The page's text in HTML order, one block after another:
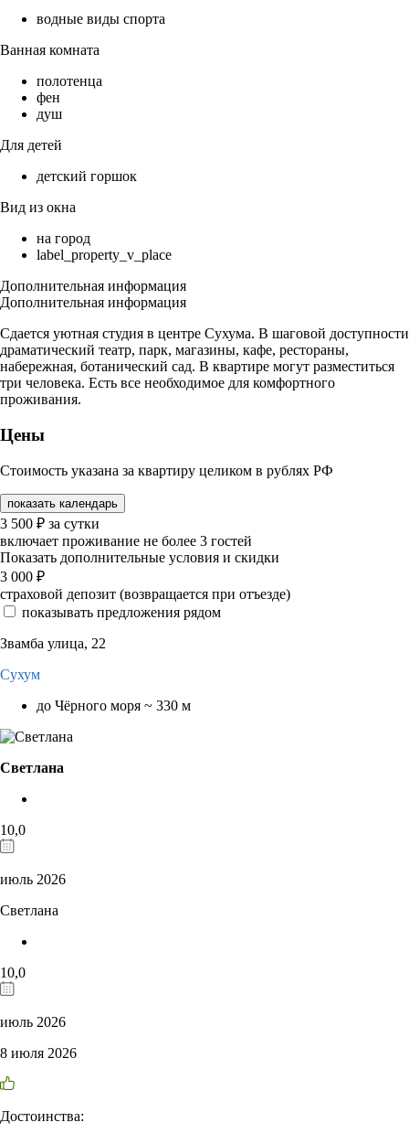
водные виды спорта
Ванная комната
полотенца
фен
душ
Для детей
детский горшок
Вид из окна
на город
label_property_v_place
Дополнительная информация
Дополнительная информация
Сдается уютная студия в центре Сухума. В шаговой доступности
драматический театр, парк, магазины, кафе, рестораны,
набережная, ботанический сад. В квартире могут разместиться
три человека. Есть все необходимое для комфортного
проживания.
Цены
Стоимость указана за квартиру целиком в рублях РФ
показать календарь
3 500 ₽ за сутки
включает проживание не более 3 гостей
Показать дополнительные условия и скидки
3 000 ₽
страховой депозит (возвращается при отъезде)
показывать предложения рядом
Звамба улица, 22
Сухум
до Чёрного моря ~ 330 м
Светлана
10,0
июль 2026
Светлана
10,0
июль 2026
8 июля 2026
Достоинства: